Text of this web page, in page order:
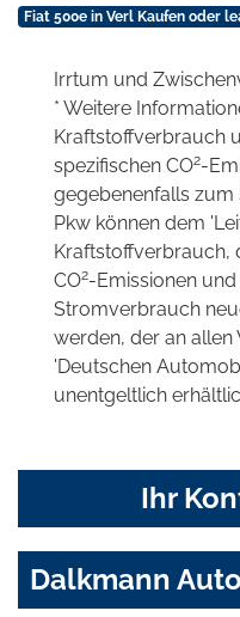
Fiat 500e in Verl Kaufen oder
Irrtum und
* Weitere
Kraftstoffverbrauch
spezifischen CO2-
gegebenenfalls
Pkw können dem
Kraftstoffverbrauch,
CO2-Emissionen
Stromverbrauch
werden, der an
'Deutschen
unentgeltlich
Ihr
Dalkmann